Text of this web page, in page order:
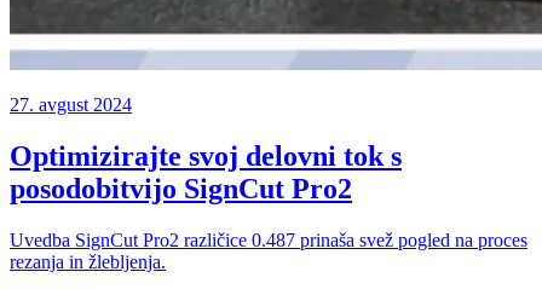
27. avgust 2024
Optimizirajte svoj delovni tok s
posodobitvijo SignCut Pro2
Uvedba SignCut Pro2 različice 0.487 prinaša svež pogled na proces
rezanja in žlebljenja.